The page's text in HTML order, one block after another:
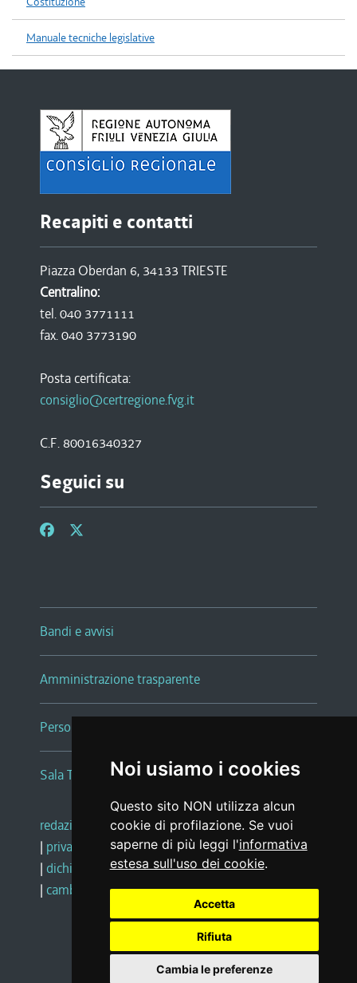
Noi usiamo i cookies
Questo sito NON utilizza alcun
cookie di profilazione. Se vuoi
saperne di più leggi l'informativa
estesa sull'uso dei cookie.
Accetta
Rifiuta
Cambia le preferenze
Manuale tecniche legislative
Recapiti e contatti
Piazza Oberdan 6, 34133 TRIESTE
Centralino:
tel. 040 3771111
fax. 040 3773190
Posta certificata:
consiglio@certregione.fvg.it
C.F. 80016340327
Seguici su
Bandi e avvisi
Amministrazione trasparente
Persone e Uffici
Sala Tiziano Tessitori
redazione web |note legali |glossario
| privacy
social media policy
| dichiarazione di accessibilità |feedback
| cambio preferenze cookie
Realizzato da